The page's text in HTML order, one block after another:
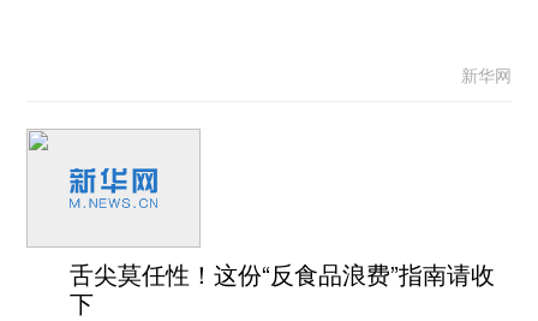
新华网
舌尖莫任性！这份“反食品浪费”指南请收
下